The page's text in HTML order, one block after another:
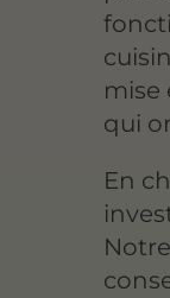
mise
qui
En